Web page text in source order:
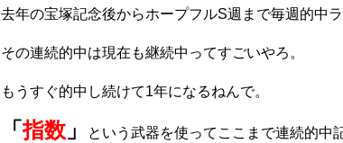
去年の宝塚記念後からホープフルS週まで毎週的中
その連続的中は現在も継続中ってすごいやろ。
もうすぐ的中し続けて1年になるねんで。
「指数 」 という武器を使ってここまで連続的中